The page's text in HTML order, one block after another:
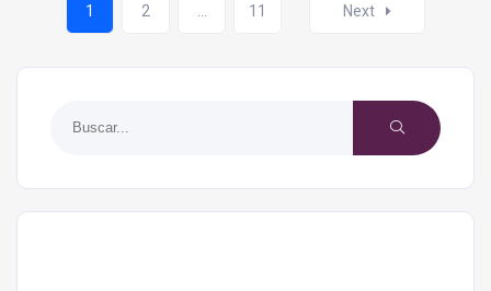
1 2 11 Next